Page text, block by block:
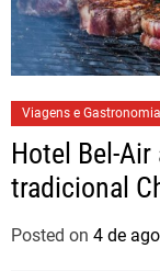
Viagens e Gastronomia
Hotel Bel-
tradicional
Posted on 4 de